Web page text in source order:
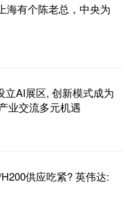
海有个陈老总，中央为
立AI展区, 创新模式成为
业交流多元机遇
供应吃紧? 英伟达: